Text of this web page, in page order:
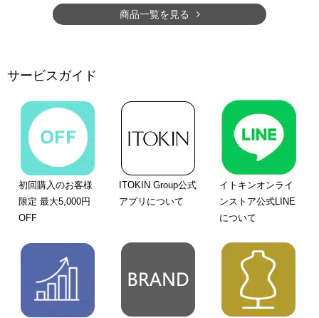
商品一覧を見る
サービスガイド
初回購入のお客様
限定 最大5,000円
OFF
ITOKIN Group公式
アプリについて
イトキンオンライ
ンストア公式LINE
について